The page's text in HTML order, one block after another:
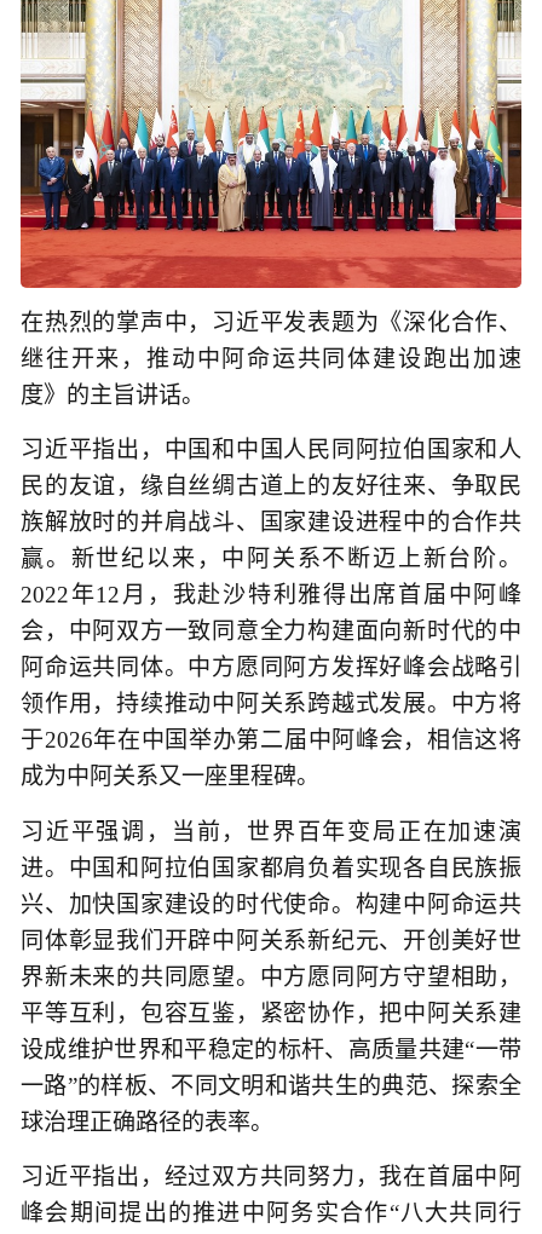
在热烈的掌声中，习近平发表题为《深化合作、
继往开来，推动中阿命运共同体建设跑出加速
度》的主旨讲话。
习近平指出，中国和中国人民同阿拉伯国家和人
民的友谊，缘自丝绸古道上的友好往来、争取民
族解放时的并肩战斗、国家建设进程中的合作共
赢。新世纪以来，中阿关系不断迈上新台阶。
2022年12月，我赴沙特利雅得出席首届中阿峰
会，中阿双方一致同意全力构建面向新时代的中
阿命运共同体。中方愿同阿方发挥好峰会战略引
领作用，持续推动中阿关系跨越式发展。中方将
于2026年在中国举办第二届中阿峰会，相信这将
成为中阿关系又一座里程碑。
习近平强调，当前，世界百年变局正在加速演
进。中国和阿拉伯国家都肩负着实现各自民族振
兴、加快国家建设的时代使命。构建中阿命运共
同体彰显我们开辟中阿关系新纪元、开创美好世
界新未来的共同愿望。中方愿同阿方守望相助，
平等互利，包容互鉴，紧密协作，把中阿关系建
设成维护世界和平稳定的标杆、高质量共建“一带
一路”的样板、不同文明和谐共生的典范、探索全
球治理正确路径的表率。
习近平指出，经过双方共同努力，我在首届中阿
峰会期间提出的推进中阿务实合作“八大共同行